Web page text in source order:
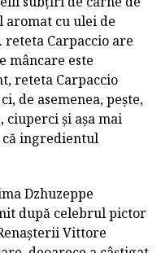
cu ulei de
reteta Carpaccio are
mâncare este
reteta Carpaccio
de asemenea, pește,
și așa mai
ingredientul
Dzhuzeppe
după celebrul pictor
Vittore